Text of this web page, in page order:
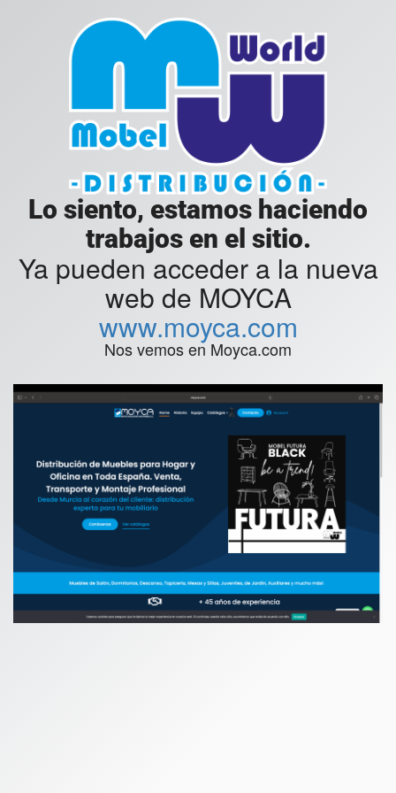
Lo siento, estamos haciendo
trabajos en el sitio.
Ya pueden acceder a la nueva
web de MOYCA
www.moyca.com
Nos vemos en Moyca.com